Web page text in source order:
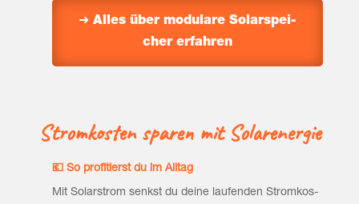
➜ Alles über modu­la­re Solar­spei­
cher erfahren
Strom­kos­ten spa­ren mit Solarenergie
💶 So pro­fi­tierst du im Alltag
Mit Solar­strom senkst du dei­ne lau­fen­den Strom­kos­